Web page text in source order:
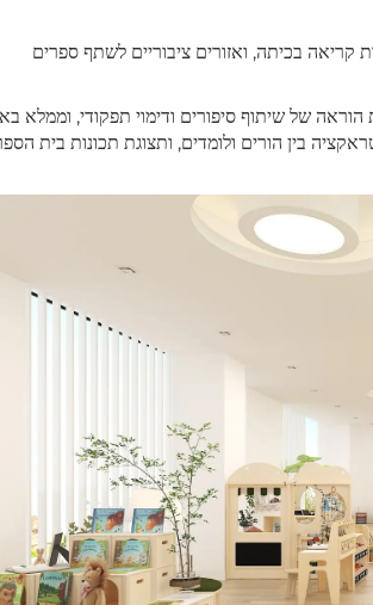
קריאה בכיתה, ואזורים ציבוריים לשתף ספרים
של שיתוף סיפורים ודימוי תפקודי, וממלא
בין הורים ולומדים, ותצוגת תכונות בית